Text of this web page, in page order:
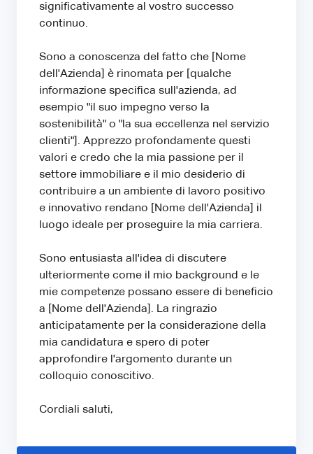
significativamente al vostro successo
continuo.
Sono a conoscenza del fatto che [Nome
dell'Azienda] è rinomata per [qualche
informazione specifica sull'azienda, ad
esempio "il suo impegno verso la
sostenibilità" o "la sua eccellenza nel servizio
clienti"]. Apprezzo profondamente questi
valori e credo che la mia passione per il
settore immobiliare e il mio desiderio di
contribuire a un ambiente di lavoro positivo
e innovativo rendano [Nome dell'Azienda] il
luogo ideale per proseguire la mia carriera.
Sono entusiasta all'idea di discutere
ulteriormente come il mio background e le
mie competenze possano essere di beneficio
a [Nome dell'Azienda]. La ringrazio
anticipatamente per la considerazione della
mia candidatura e spero di poter
approfondire l'argomento durante un
colloquio conoscitivo.
Cordiali saluti,